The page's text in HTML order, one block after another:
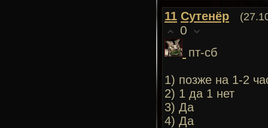
11 Сутенёр
0
пт-сб
1) позже на 1-2
2) 1 да 1 нет
3) Да
4) Да